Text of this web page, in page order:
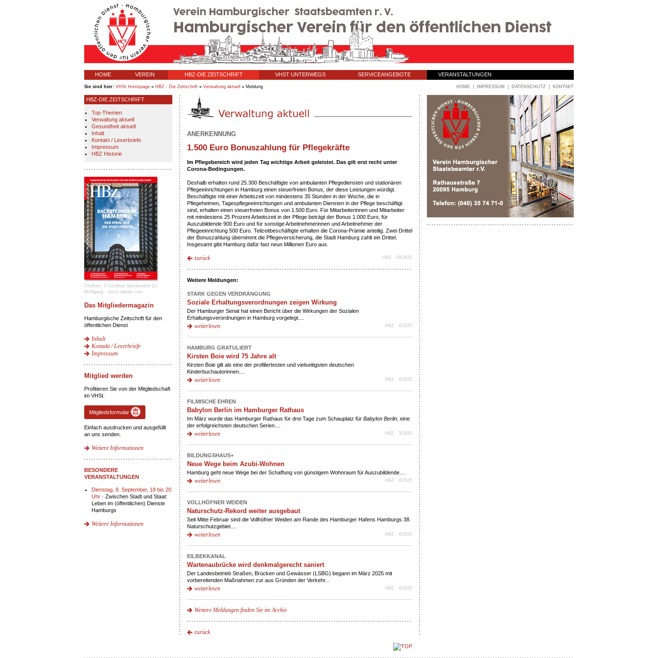
HOME VEREIN HBZ-DIE ZEITSCHRIFT VHST UNTERWEGS SERVICEANGEBOTE VERANSTALTUNGEN
Sie sind hier: VHSt Homepage » HBZ - Die Zeitschrift » Verwaltung aktuell » Meldung HOME IMPRESSUM DATENSCHUTZ KONTAKT
HBZ-DIE ZEITSCHRIFT
Top-Themen
Verwaltung aktuell
Gesundheit aktuell
Inhalt
Kontakt / Leserbriefe
Impressum
HBZ Historie
Titelfoto: © Lichthof Sprinkenhof (c)
Wolfgang - stock.adobe.com
Das Mitgliedermagazin
Hamburgische Zeitschrift für den
öffentlichen Dienst
Inhalt
Kontakt / Leserbriefe
Impressum
Mitglied werden
Profitieren Sie von der Mitgliedschaft
im VHSt.
Mitgliedsformular
Einfach ausdrucken und ausgefüllt
an uns senden.
Weitere Informationen
BESONDERE
VERANSTALTUNGEN
Dienstag, 8. September, 18 bis 20
Uhr · Zwischen Stadt und Staat:
Leben im (öffentlichen) Dienste
Hamburgs
Weitere Informationen
ANERKENNUNG
1.500 Euro Bonuszahlung für Pflegekräfte
Im Pflegebereich wird jeden Tag wichtige Arbeit geleistet. Das gilt erst recht unter
Corona-Bedingungen.
Deshalb erhalten rund 25.300 Beschäftigte von ambulanten Pflegediensten und stationären
Pflegeeinrichtungen in Hamburg einen steuerfreien Bonus, der diese Leistungen würdigt.
Beschäftigte mit einer Arbeitszeit von mindestens 35 Stunden in der Woche, die in
Pflegeheimen, Tagespflegeeinrichtungen und ambulanten Diensten in der Pflege beschäftigt
sind, erhalten einen steuerfreien Bonus von 1.500 Euro. Für Mitarbeiterinnen und Mitarbeiter
mit mindestens 25 Prozent Arbeitszeit in der Pflege beträgt der Bonus 1.000 Euro, für
Auszubildende 900 Euro und für sonstige Arbeitnehmerinnen und Arbeitnehmer der
Pflegeeinrichtung 500 Euro. Teilzeitbeschäftigte erhalten die Corona-Prämie anteilig. Zwei Drittel
der Bonuszahlung übernimmt die Pflegeversicherung, die Stadt Hamburg zahlt ein Drittel.
Insgesamt gibt Hamburg dafür fast neun Millionen Euro aus.
HBZ · 09/2020
zurück
Weitere Meldungen:
STARK GEGEN VERDRÄNGUNG
Soziale Erhaltungsverordnungen zeigen Wirkung
Der Hamburger Senat hat einen Bericht über die Wirkungen der Sozialen
Erhaltungsverordnungen in Hamburg vorgelegt....
HBZ · 4/2025
weiterlesen
HAMBURG GRATULIERT
Kirsten Boie wird 75 Jahre alt
Kirsten Boie gilt als eine der profiliertesten und vielseitigsten deutschen
Kinderbuchautorinnen....
HBZ · 4/2025
weiterlesen
FILMISCHE EHREN
Babylon Berlin im Hamburger Rathaus
Im März wurde das Hamburger Rathaus für drei Tage zum Schauplatz für Babylon Berlin , eine
der erfolgreichsten deutschen Serien....
HBZ · 3/2025
weiterlesen
BILDUNGSHAUS+
Neue Wege beim Azubi-Wohnen
Hamburg geht neue Wege bei der Schaffung von günstigem Wohnraum für Auszubildende....
HBZ · 4/2025
weiterlesen
VOLLHÖFNER WEIDEN
Naturschutz-Rekord weiter ausgebaut
Seit Mitte Februar sind die Vollhöfner Weiden am Rande des Hamburger Hafens Hamburgs 38.
Naturschutzgebiet....
HBZ · 4/2025
weiterlesen
EILBEKKANAL
Wartenaubrücke wird denkmalgerecht saniert
Der Landesbetrieb Straßen, Brücken und Gewässer (LSBG) begann im März 2025 mit
vorbereitenden Maßnahmen zur aus Gründen der Verkehr...
HBZ · 4/2025
weiterlesen
Weitere Meldungen finden Sie im Archiv
zurück